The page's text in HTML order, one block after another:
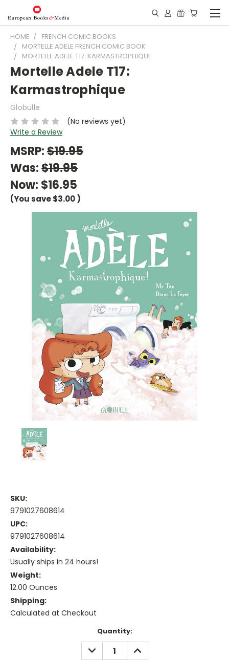
HOME
FRENCH COMIC BOOKS
MORTELLE ADELE FRENCH COMIC BOOK
MORTELLE ADELE T17: KARMASTROPHIQUE
Mortelle Adele T17:
Karmastrophique
Globulle
(No reviews yet)
Write a Review
MSRP:$19.95
Was:$19.95
Now: $16.95
(You save$3.00)
SKU:
9791027608614
UPC:
9791027608614
Availability:
Usually ships in 24 hours!
Weight:
12.00 Ounces
Shipping:
Calculated at Checkout
Quantity:
DECREASE
QUANTITY:
INCREASE
QUANTITY: